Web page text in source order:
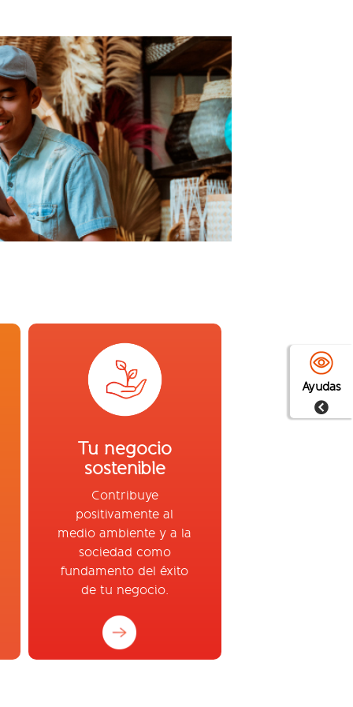
Ayudas
Tu negocio
sostenible
Contribuye
positivamente al
medio ambiente y a la
sociedad como
fundamento del éxito
de tu negocio.